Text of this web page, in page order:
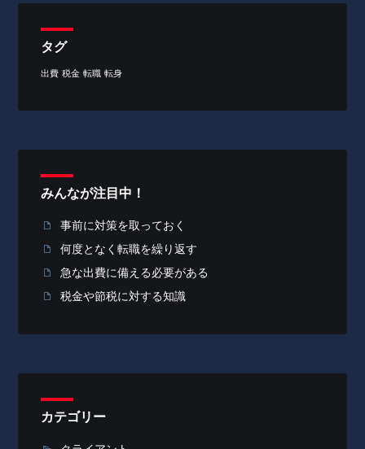
タグ
出費 税金 転職 転身
みんなが注目中！
事前に対策を取っておく
何度となく転職を繰り返す
急な出費に備える必要がある
税金や節税に対する知識
カテゴリー